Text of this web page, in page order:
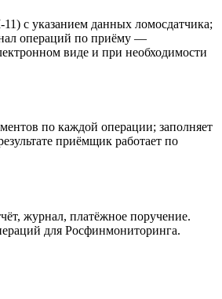
с указанием данных ломосдатчика;
операций по приёму —
виде и при необходимости
по каждой операции; заполняет
приёмщик работает по
журнал, платёжное поручение.
для Росфинмониторинга.